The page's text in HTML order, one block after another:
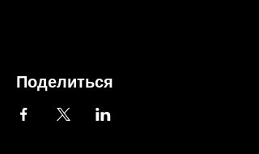
Поделиться